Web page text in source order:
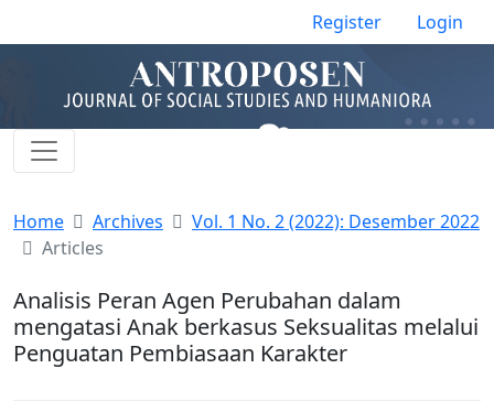
Register Login
Home Archives
Vol. 1 No. 2 (2022): Desember 2022
Articles
Analisis Peran Agen Perubahan dalam
mengatasi Anak berkasus Seksualitas melalui
Penguatan Pembiasaan Karakter